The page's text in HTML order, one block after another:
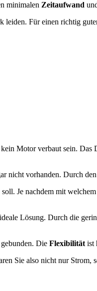
minimalen Zeitaufwand
leiden. Für einen richtig
Motor verbaut sein. Das
nicht vorhanden. Durch
Je nachdem mit welchem
Lösung. Durch die
Die Flexibilität ist
Sie also nicht nur Strom,